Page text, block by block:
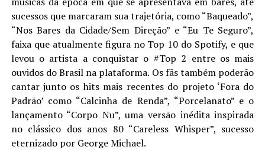
sucessos que marcaram sua trajetória, como “Baqueado”,
“Nos Bares da Cidade/Sem Direção” e “Eu Te Seguro”,
faixa que atualmente figura no Top 10 do Spotify, e que
levou o artista a conquistar o #Top 2 entre os mais
ouvidos do Brasil na plataforma. Os fãs também poderão
cantar junto os hits mais recentes do projeto ‘Fora do
Padrão’ como “Calcinha de Renda”, “Porcelanato” e o
lançamento “Corpo Nu”, uma versão inédita inspirada
no clássico dos anos 80 “Careless Whisper”, sucesso
eternizado por George Michael.